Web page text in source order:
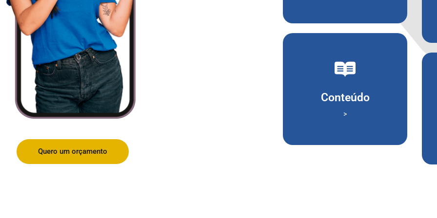
Quero um orçamento
Conteúdo
>
Distribua de forma inteligente
autoridade de forma rápida.